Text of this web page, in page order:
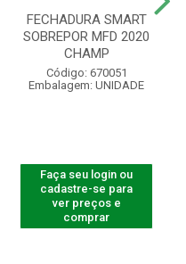
FECHADURA SMART
SOBREPOR MFD 2020
CHAMP
Código: 670051
Embalagem: UNIDADE
Faça seu login ou
cadastre-se para
ver preços e
comprar